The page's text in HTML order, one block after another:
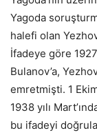
Yagoda
halefi olan
İfadeye göre
Bulanov’a,
emretmişti. 1
1938 yılı
bu ifadeyi